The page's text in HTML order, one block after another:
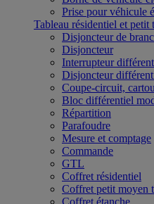
Prise pour véhicule
Tableau résidentiel et petit
Disjoncteur de
Disjoncteur
Interrupteur
Disjoncteur
Coupe-circuit,
Bloc différentiel
Répartition
Parafoudre
Mesure et comptage
Commande
GTL
Coffret résidentiel
Coffret petit moyen
Coffret étanche